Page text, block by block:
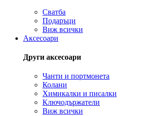
Сватба
Подаръци
Виж всички
Аксесоари
Други аксесоари
Чанти и портмонета
Колани
Химикалки и писалки
Ключодържатели
Виж всички